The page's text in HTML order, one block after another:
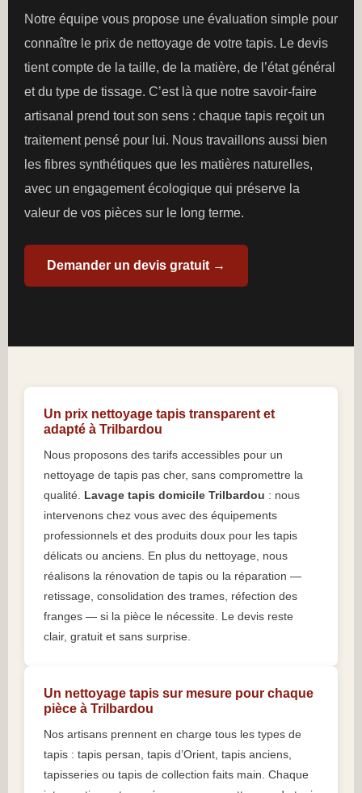
Notre équipe vous propose une évaluation simple pour
connaître le prix de nettoyage de votre tapis. Le devis
tient compte de la taille, de la matière, de l’état général
et du type de tissage. C’est là que notre savoir-faire
artisanal prend tout son sens : chaque tapis reçoit un
traitement pensé pour lui. Nous travaillons aussi bien
les fibres synthétiques que les matières naturelles,
avec un engagement écologique qui préserve la
valeur de vos pièces sur le long terme.
Demander un devis gratuit →
Un prix nettoyage tapis transparent et
adapté à Trilbardou
Nous proposons des tarifs accessibles pour un
nettoyage de tapis pas cher, sans compromettre la
qualité. Lavage tapis domicile Trilbardou : nous
intervenons chez vous avec des équipements
professionnels et des produits doux pour les tapis
délicats ou anciens. En plus du nettoyage, nous
réalisons la rénovation de tapis ou la réparation —
retissage, consolidation des trames, réfection des
franges — si la pièce le nécessite. Le devis reste
clair, gratuit et sans surprise.
Un nettoyage tapis sur mesure pour chaque
pièce à Trilbardou
Nos artisans prennent en charge tous les types de
tapis : tapis persan, tapis d’Orient, tapis anciens,
tapisseries ou tapis de collection faits main. Chaque